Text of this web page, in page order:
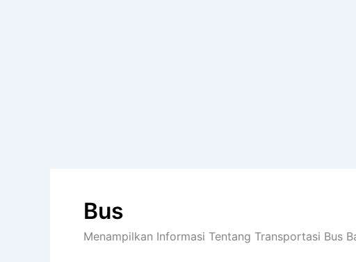
Bus
Menampilkan Informasi Tentang Transportasi Bus